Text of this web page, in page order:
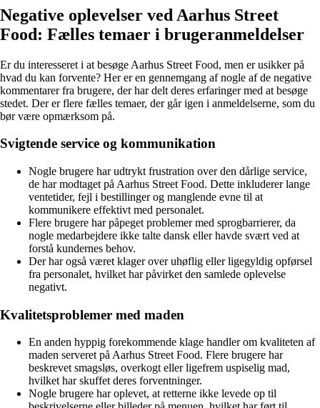
Negative oplevelser ved Aarhus Street
Food: Fælles temaer i brugeranmeldelser
Er du interesseret i at besøge Aarhus Street Food, men er usikker på
hvad du kan forvente? Her er en gennemgang af nogle af de negative
kommentarer fra brugere, der har delt deres erfaringer med at besøge
stedet. Der er flere fælles temaer, der går igen i anmeldelserne, som du
bør være opmærksom på.
Svigtende service og kommunikation
Nogle brugere har udtrykt frustration over den dårlige service,
de har modtaget på Aarhus Street Food. Dette inkluderer lange
ventetider, fejl i bestillinger og manglende evne til at
kommunikere effektivt med personalet.
Flere brugere har påpeget problemer med sprogbarrierer, da
nogle medarbejdere ikke talte dansk eller havde svært ved at
forstå kundernes behov.
Der har også været klager over uhøflig eller ligegyldig opførsel
fra personalet, hvilket har påvirket den samlede oplevelse
negativt.
Kvalitetsproblemer med maden
En anden hyppig forekommende klage handler om kvaliteten af
maden serveret på Aarhus Street Food. Flere brugere har
beskrevet smagsløs, overkogt eller ligefrem uspiselig mad,
hvilket har skuffet deres forventninger.
Nogle brugere har oplevet, at retterne ikke levede op til